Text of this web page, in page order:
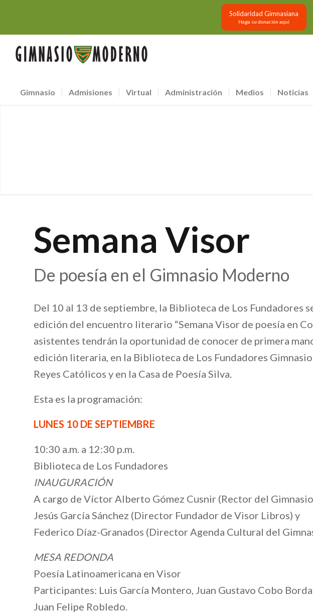
Solidaridad Gimnasiana
Haga su donación aquí
Gimnasio Admisiones Virtual Administración Medios Noticias
Semana Visor
De poesía en el Gimnasio Moderno
Del 10 al 13 de septiembre, la Biblioteca de Los Fundadores
edición del encuentro literario “Semana Visor de poesía en
asistentes tendrán la oportunidad de conocer de primera
edición literaria, en la Biblioteca de Los Fundadores
Reyes Católicos y en la Casa de Poesía Silva.
Esta es la programación:
LUNES 10 DE SEPTIEMBRE
10:30 a.m. a 12:30 p.m.
Biblioteca de Los Fundadores
INAUGURACIÓN
A cargo de Víctor Alberto Gómez Cusnir (Rector del
Jesús García Sánchez (Director Fundador de Visor Libros) y
Federico Díaz-Granados (Director Agenda Cultural del
MESA REDONDA
Poesía Latinoamericana en Visor
Participantes: Luis García Montero, Juan Gustavo Cobo
Juan Felipe Robledo.